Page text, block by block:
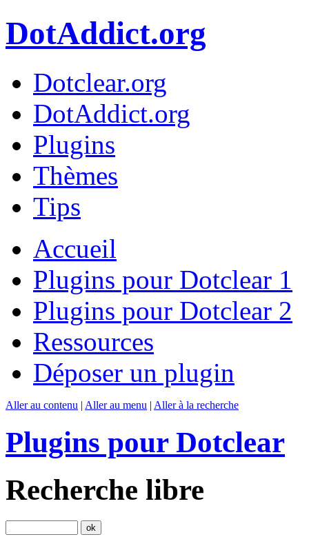
DotAddict.org
Dotclear.org
DotAddict.org
Plugins
Thèmes
Tips
Accueil
Plugins pour Dotclear 1
Plugins pour Dotclear 2
Ressources
Déposer un plugin
Aller au contenu | Aller au menu | Aller à la recherche
Plugins pour Dotclear
Recherche libre